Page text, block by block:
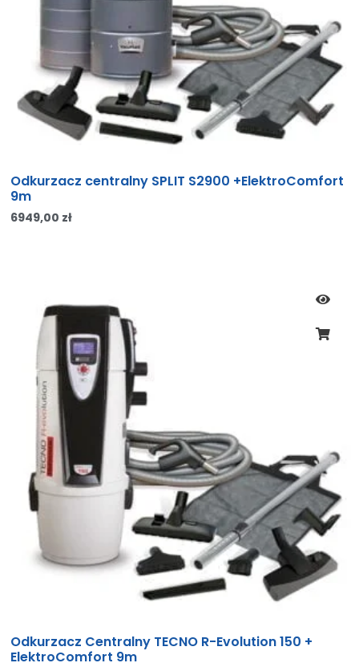
Odkurzacz centralny SPLIT S2900 +ElektroComfort
9m
6949,00 zł
Odkurzacz Centralny TECNO R-Evolution 150 +
ElektroComfort 9m